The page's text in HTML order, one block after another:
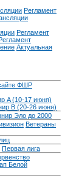
Регламент
Регламент
Актуальная
ФШР
A (10-17 июня)
B (20-26 июня)
Эло до 2000
Ветераны
Первая лига
Белой